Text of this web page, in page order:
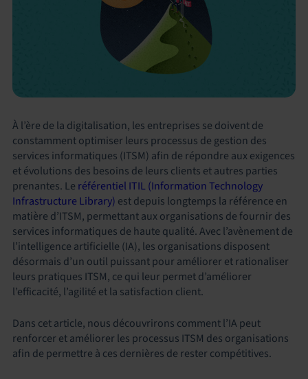
À l’ère de la digitalisation, les entreprises se doivent de
constamment optimiser leurs processus de gestion des
services informatiques (ITSM) afin de répondre aux exigences
et évolutions des besoins de leurs clients et autres parties
prenantes. Le référentiel ITIL (Information Technology
Infrastructure Library) est depuis longtemps la référence en
matière d’ITSM, permettant aux organisations de fournir des
services informatiques de haute qualité. Avec l’avènement de
l’intelligence artificielle (IA), les organisations disposent
désormais d’un outil puissant pour améliorer et rationaliser
leurs pratiques ITSM, ce qui leur permet d’améliorer
l’efficacité, l’agilité et la satisfaction client.
Dans cet article, nous découvrirons comment l’IA peut
renforcer et améliorer les processus ITSM des organisations
afin de permettre à ces dernières de rester compétitives.